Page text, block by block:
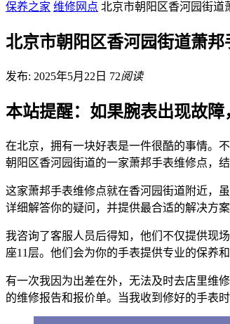
保养之家 维修网点 北京市朝阳区香河园街道
北京市朝阳区香河园街道萧
发布: 2025年5月22日 72阅读
本站提醒：如果腕表出现故
在北京，拥有一块好表是一件很酷的事情。
朝阳区香河园街道的一家萧邦手表维修点，
这家萧邦手表维修点就在香河园街道附近，
详细解答你的疑问，并提供最合适的解决方
我咨询了客服人员后得知，他们不仅提供现
座11层。他们会为你的手表提供专业的保养和
有一次我因为出差在外，无法及时去店里维
的维修报告和报价单。当我收到修好的手表